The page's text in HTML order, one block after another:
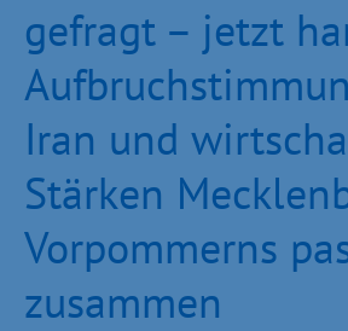
gefragt – jetzt
Iran und
Stärken
Vorpommerns
zusammen